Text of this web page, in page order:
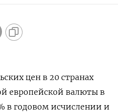
цен в 20 странах
европейской валюты в
в годовом исчислении и